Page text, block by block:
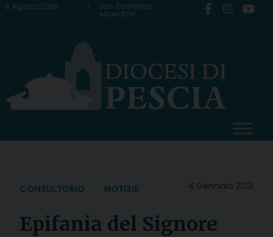
Skip
8 Agosto 2026 San Domenico,
sacerdote
4 Gennaio 2021
CONSULTORIO NOTIZIE
Epifania del Signore